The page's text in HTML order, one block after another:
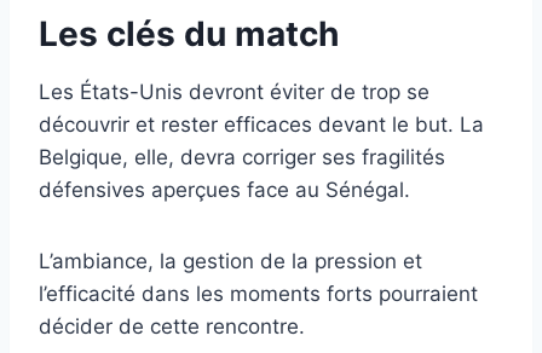
Les clés du match
Les États-Unis devront éviter de trop se
découvrir et rester efficaces devant le but. La
Belgique, elle, devra corriger ses fragilités
défensives aperçues face au Sénégal.
L’ambiance, la gestion de la pression et
l’efficacité dans les moments forts pourraient
décider de cette rencontre.